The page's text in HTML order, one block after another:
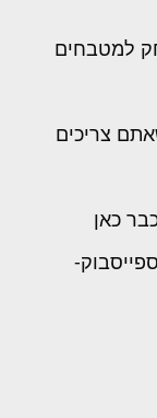
למטבחים
צריכים